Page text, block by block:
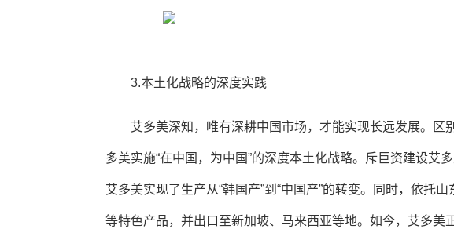
3.本土化战略的深度实践
艾多美深知，唯有深耕中国市场，才能实现长远发展。区
多美实施“在中国，为中国”的深度本土化战略。斥巨资建设艾
艾多美实现了生产从“韩国产”到“中国产”的转变。同时，依托
等特色产品，并出口至新加坡、马来西亚等地。如今，艾多美